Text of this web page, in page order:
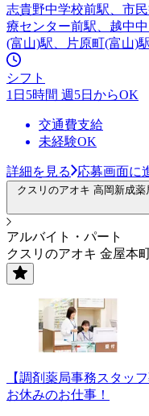
志貴野中学校前駅、市
療センター前駅、越中
(富山)駅、片原町(富山)
シフト
1日5時間 週5日からOK
交通費支給
未経験OK
詳細を見る 応募画面に
クスリのアオキ 高岡新成
アルバイト・パート
クスリのアオキ 金屋本
【調剤薬局事務スタッ
お休みのお仕事！